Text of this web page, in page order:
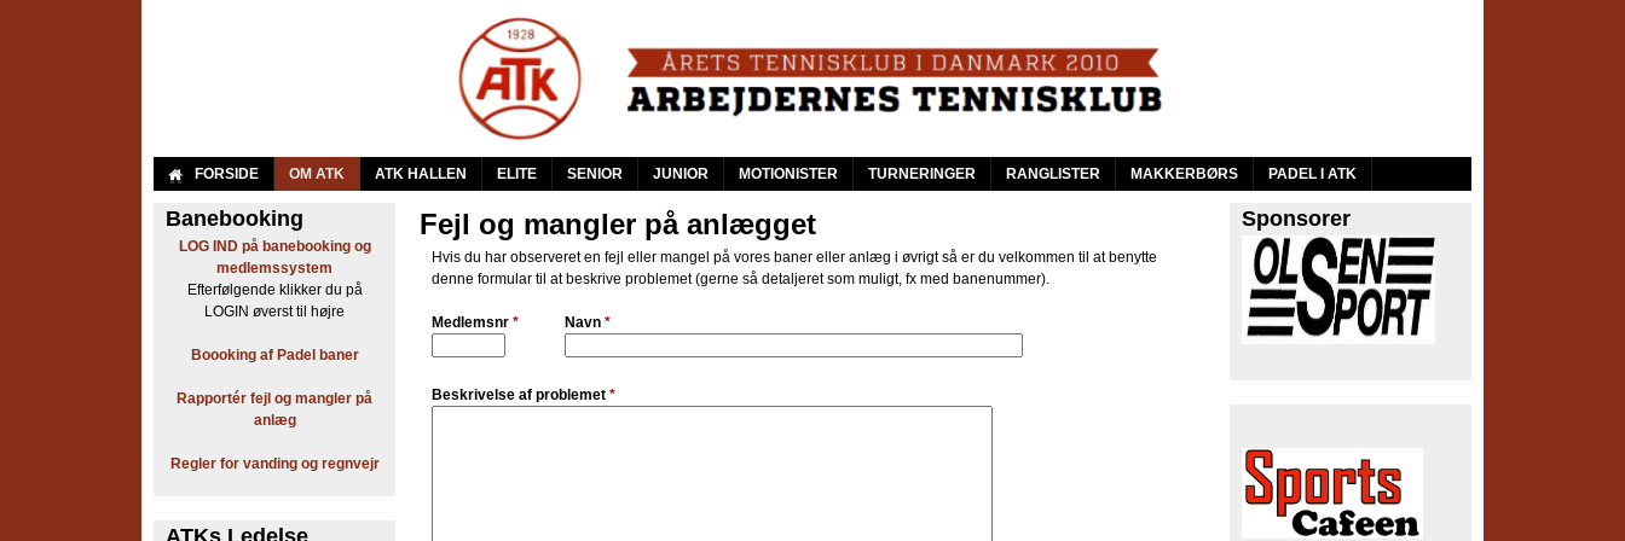
to
main
content
A
n
FORSIDE OM ATK ATK HALLEN ELITE SENIOR JUNIOR MOTIONISTER TURNERINGER RANGLISTER MAKKERBØRS PADEL I ATK
Fejl og mangler på anlægget
Hvis du har observeret en fejl eller mangel på vores baner eller anlæg i øvrigt så er du velkommen til at benytte
denne formular til at beskrive problemet (gerne så detaljeret som muligt, fx med banenummer).
Medlemsnr *
Beskrivelse af problemet *
Navn *
Banebooking
LOG IND på banebooking og
medlemssystem
Efterfølgende klikker du på
LOGIN øverst til højre
Boooking af Padel baner
Rapportér fejl og mangler på
anlæg
Regler for vanding og regnvejr
ATKs Ledelse
Sponsorer